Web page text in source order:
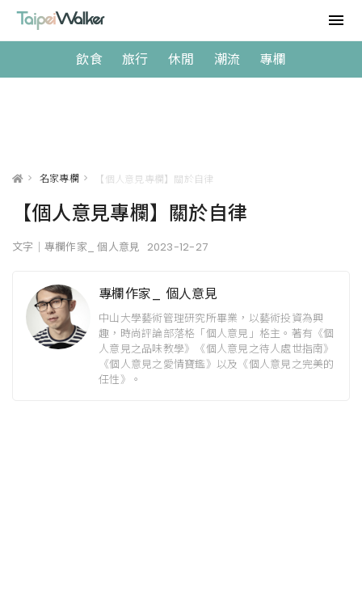
飲食 旅行 休閒 潮流 專欄
> 名家專欄 > 【個人意見專欄】關於自律
【個人意見專欄】關於自律
文字｜專欄作家_ 個人意見 2023-12-27
專欄作家_ 個人意見
中山大學藝術管理研究所畢業，以藝術投資為興
趣，時尚評論部落格「個人意見」格主。著有《個
人意見之品味教學》《個人意見之待人處世指南》
《個人意見之愛情寶鑑》以及《個人意見之完美的
任性》。